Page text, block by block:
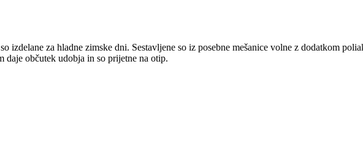
izdelane za hladne zimske dni. Sestavljene so iz posebne mešanice volne z dodatkom
daje občutek udobja in so prijetne na otip.